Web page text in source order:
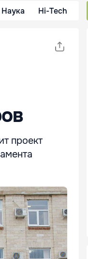
Наука Hi-Tech
проект